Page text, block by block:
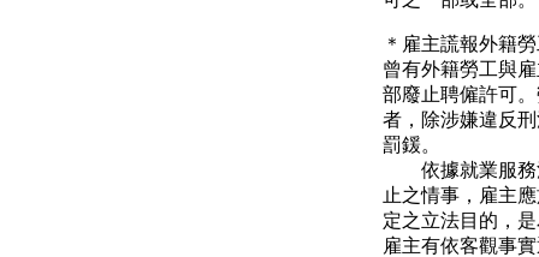
＊雇主謊報外籍
曾有外籍勞工與
部廢止聘僱許可
者，除涉嫌違反
罰鍰。
依據就業服務
止之情事，雇主
定之立法目的，
雇主有依客觀事